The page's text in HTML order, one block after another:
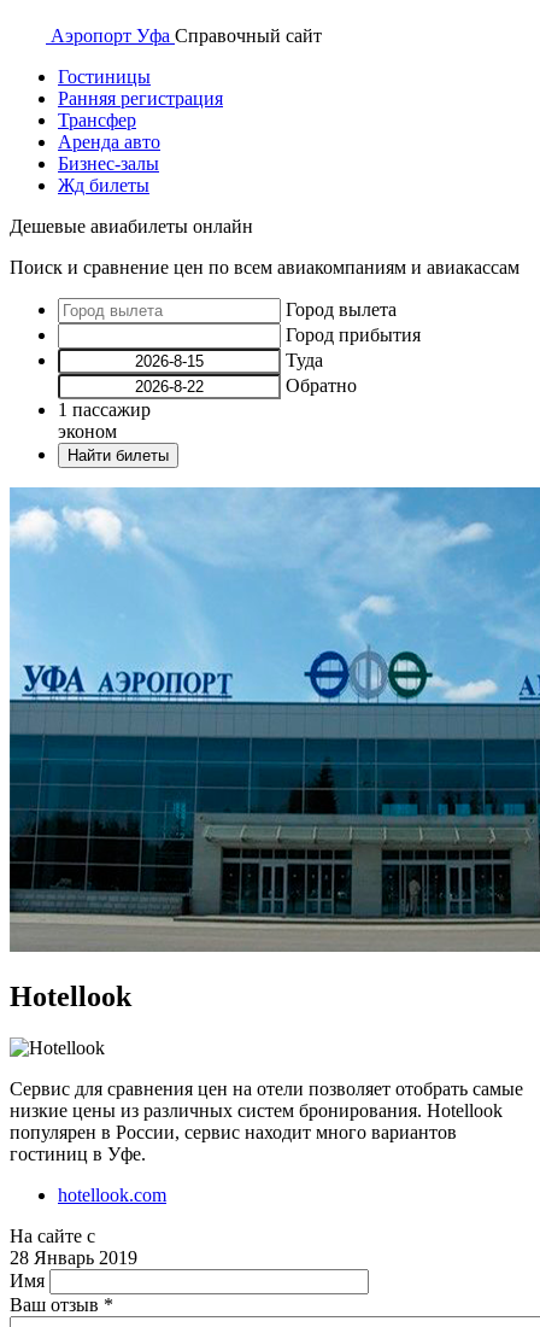
Аэропорт Уфа Справочный сайт
Гостиницы
Ранняя регистрация
Трансфер
Аренда авто
Бизнес-залы
Жд билеты
Дешевые авиабилеты онлайн
Поиск и сравнение цен по всем авиакомпаниям и авиакассам
Город вылета
Город прибытия
Туда
Обратно
1 пассажир
эконом
Найти билеты
Hotellook
Сервис для сравнения цен на отели позволяет отобрать самые
низкие цены из различных систем бронирования. Hotellook
популярен в России, сервис находит много вариантов
гостиниц в Уфе.
hotellook.com
На сайте с
28 Январь 2019
Имя
Ваш отзыв *